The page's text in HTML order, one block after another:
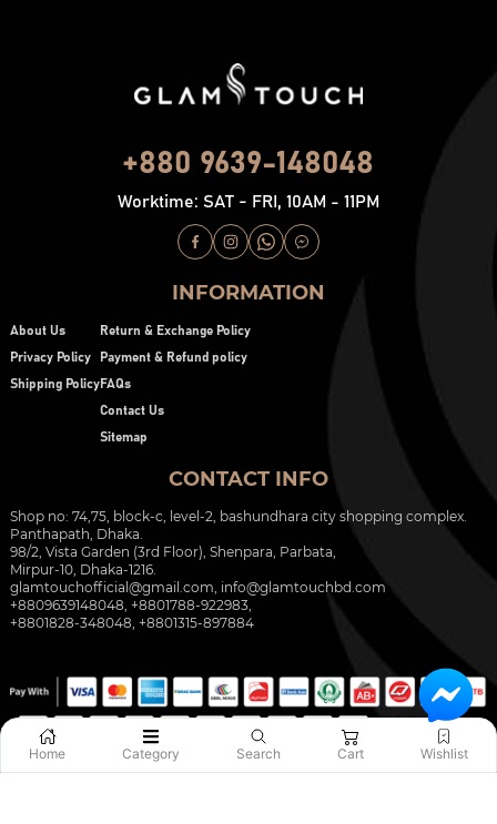
+880 9639-148048
Worktime: SAT - FRI, 10AM - 11PM
INFORMATION
About Us
Privacy Policy
Shipping Policy
Return & Exchange Policy
Payment & Refund policy
FAQs
Contact Us
Sitemap
CONTACT INFO
Shop no: 74,75, block-c, level-2, bashundhara city shopping complex.
Panthapath, Dhaka.
98/2, Vista Garden (3rd Floor), Shenpara, Parbata,
Mirpur-10, Dhaka-1216.
glamtouchofficial@gmail.com, info@glamtouchbd.com
+8809639148048, +8801788-922983,
+8801828-348048, +8801315-897884
Home Category Search Cart Wishlist